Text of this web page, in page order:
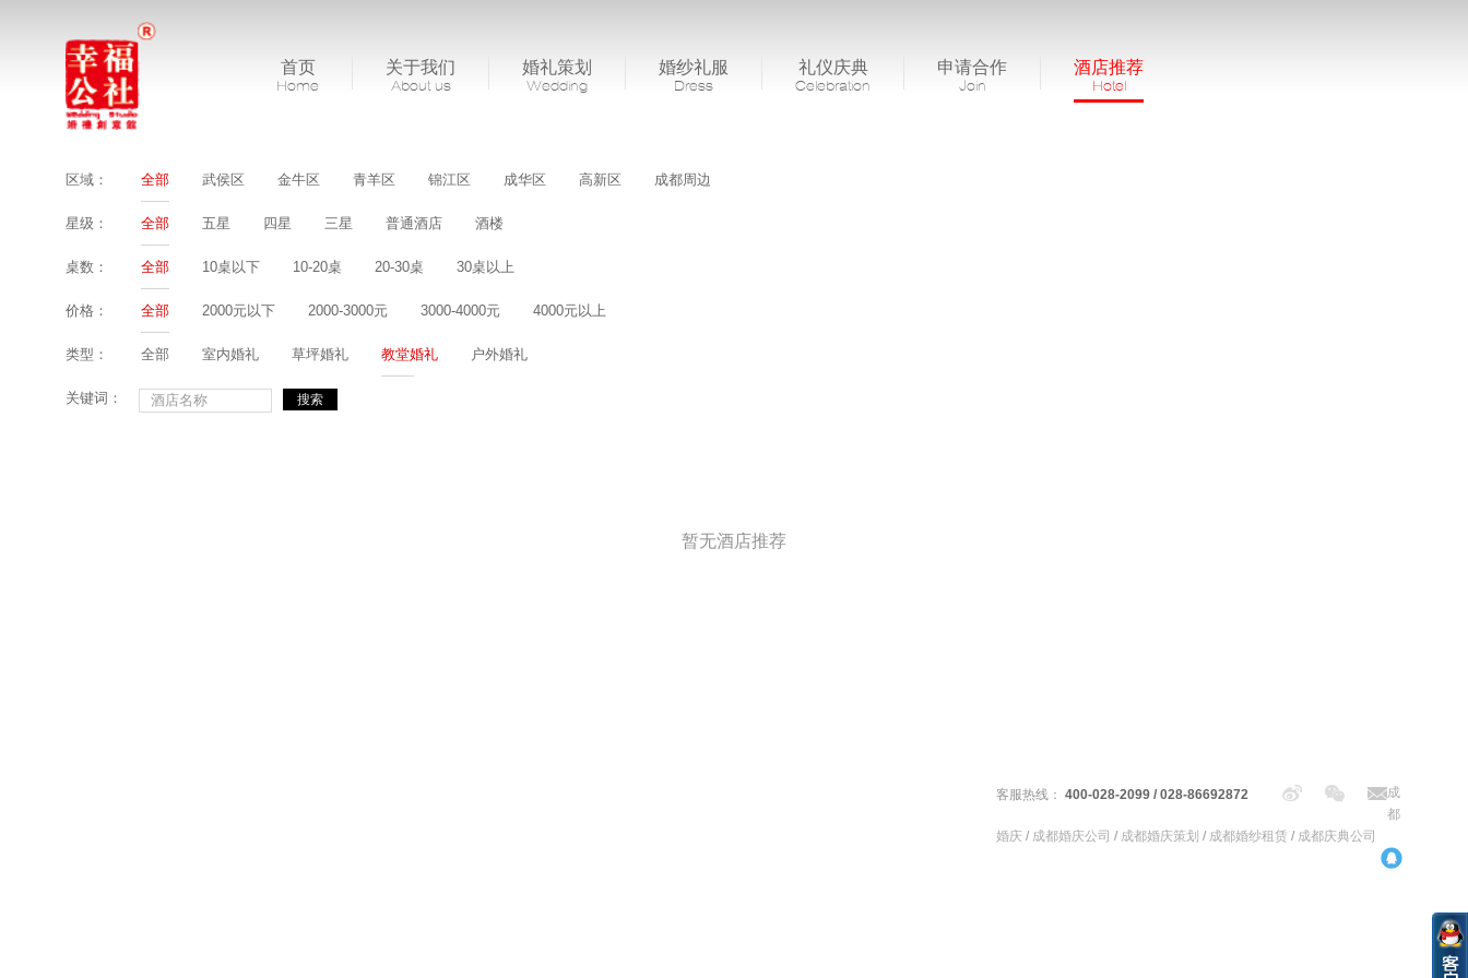
首页
Home
关于我们
About us
婚礼策划
Wedding
婚纱礼服
Dress
礼仪庆典
Celebration
申请合作
Join
酒店推荐
Hotel
区域： 全部 武侯区 金牛区 青羊区 锦江区 成华区 高新区 成都周边
星级： 全部 五星 四星 三星 普通酒店 酒楼
桌数： 全部 10桌以下 10-20桌 20-30桌 30桌以上
价格： 全部 2000元以下 2000-3000元 3000-4000元 4000元以上
类型： 全部 室内婚礼 草坪婚礼 教堂婚礼 户外婚礼
关键词：
暂无酒店推荐
客服热线： 400-028-2099 / 028-86692872
成
都
婚庆 / 成都婚庆公司 / 成都婚庆策划 / 成都婚纱租赁 / 成都庆典公司